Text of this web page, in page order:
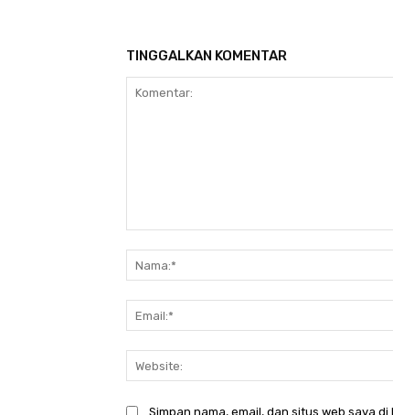
TINGGALKAN KOMENTAR
Simpan nama, email, dan situs web saya